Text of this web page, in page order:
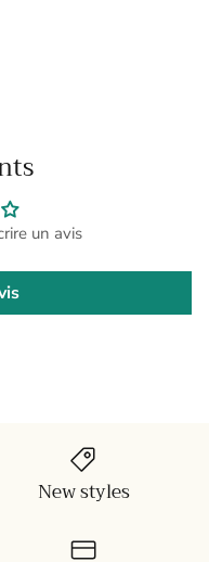
un avis
New styles